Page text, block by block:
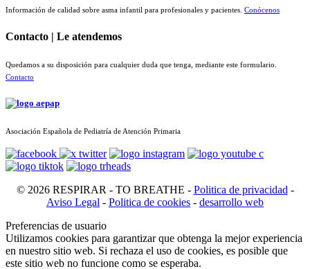
Información de calidad sobre asma infantil para profesionales y pacientes. Conócenos
Contacto | Le atendemos
Quedamos a su disposición para cualquier duda que tenga, mediante este formulario.
Contacto
Asociación Española de Pediatría de Atención Primaria
© 2026 RESPIRAR - TO BREATHE - Politica de privacidad -
Aviso Legal - Politica de cookies - desarrollo web
Preferencias de usuario
Utilizamos cookies para garantizar que obtenga la mejor experiencia
en nuestro sitio web. Si rechaza el uso de cookies, es posible que
este sitio web no funcione como se esperaba.